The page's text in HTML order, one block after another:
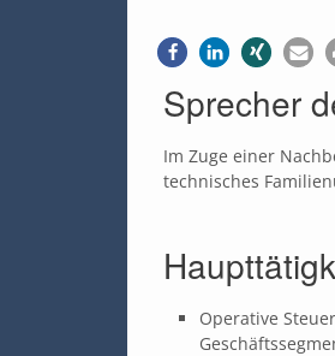
Sprecher
Im Zuge einer
technisches
Operative